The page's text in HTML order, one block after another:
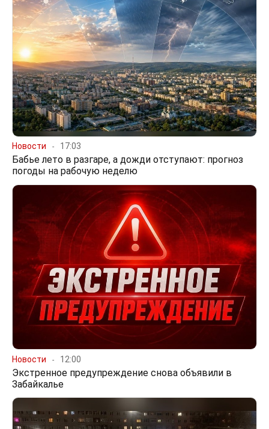
Новости 17:03
Бабье лето в разгаре, а дожди отступают: прогноз
погоды на рабочую неделю
Новости 12:00
Экстренное предупреждение снова объявили в
Забайкалье